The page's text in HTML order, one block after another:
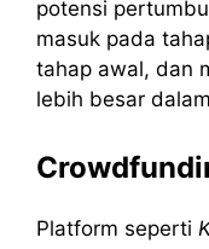
potensi
masuk pada
tahap awal, dan
lebih besar
Platform seperti